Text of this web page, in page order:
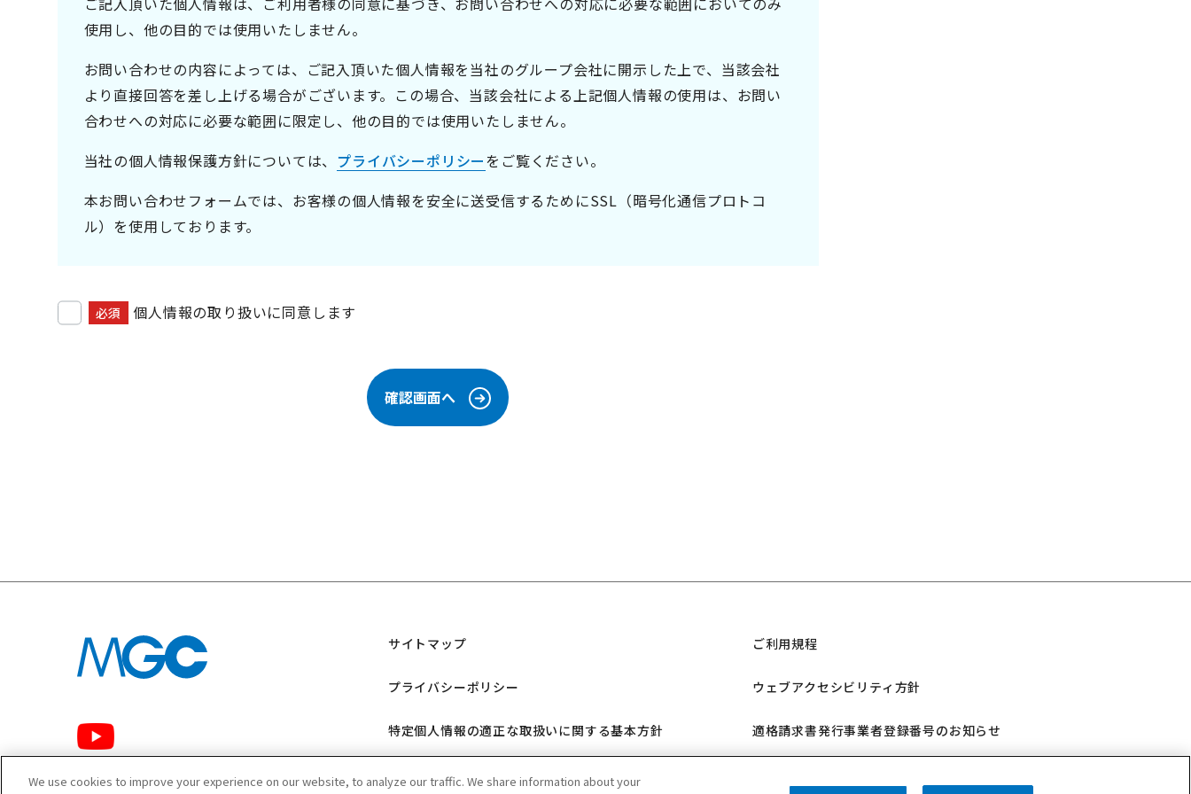
使用し、他の目的では使用いたしません。
お問い合わせの内容によっては、ご記入頂いた個人情報を当社のグループ会社に開示した上で、当該会社
より直接回答を差し上げる場合がございます。この場合、当該会社による上記個人情報の使用は、お問い
合わせへの対応に必要な範囲に限定し、他の目的では使用いたしません。
当社の個人情報保護方針については、 プライバシーポリシーをご覧ください。
本お問い合わせフォームでは、お客様の個人情報を安全に送受信するためにSSL（暗号化通信プロトコ
ル）を使用しております。
必須 個人情報の取り扱いに同意します
サイトマップ
プライバシーポリシー
特定個人情報の適正な取扱いに関する基本方針
三菱ガス化学 SNSポリシー
ご利用規程
ウェブアクセシビリティ方針
適格請求書発行事業者登録番号のお知らせ
We use cookies to improve your experience on our website, to analyze our traffic. We share information about your